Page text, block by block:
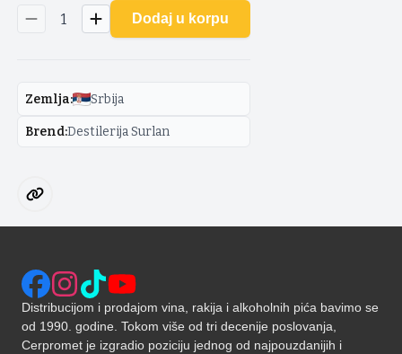
1 Dodaj u korpu
Zemlja: Srbija
Brend:Destilerija Surlan
Distribucijom i prodajom vina, rakija i alkoholnih pića bavimo se
od 1990. godine. Tokom više od tri decenije poslovanja,
Cerpromet je izgradio poziciju jednog od najpouzdanijih i